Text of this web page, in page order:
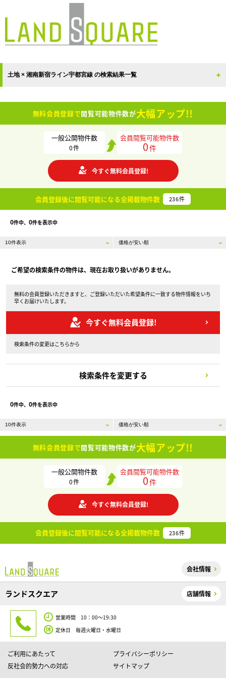
土地 × 湘南新宿ライン宇都宮線 の検索結果一覧
無料会員登録で閲覧可能物件数が大幅アップ!!
一般公開物件数
0件
会員閲覧可能物件数
0件
今すぐ無料会員登録!
会員登録後に閲覧可能になる全掲載物件数 236件
0件中、 0件を表示中
ご希望の検索条件の物件は、現在お取り扱いがありません。
無料の会員登録いただきますと、ご登録いただいた希望条件に一致する物件情報をいち
早くお届けいたします。
今すぐ無料会員登録!
検索条件の変更はこちらから
検索条件を変更する
0件中、 0件を表示中
無料会員登録で閲覧可能物件数が大幅アップ!!
一般公開物件数
0件
会員閲覧可能物件数
0件
今すぐ無料会員登録!
会員登録後に閲覧可能になる全掲載物件数 236件
会社情報
ランドスクエア 店舗情報
営業時間 10：00～19:30
定休日 毎週火曜日・水曜日
ご利用にあたって
プライバシーポリシー
反社会的勢力への対応
サイトマップ